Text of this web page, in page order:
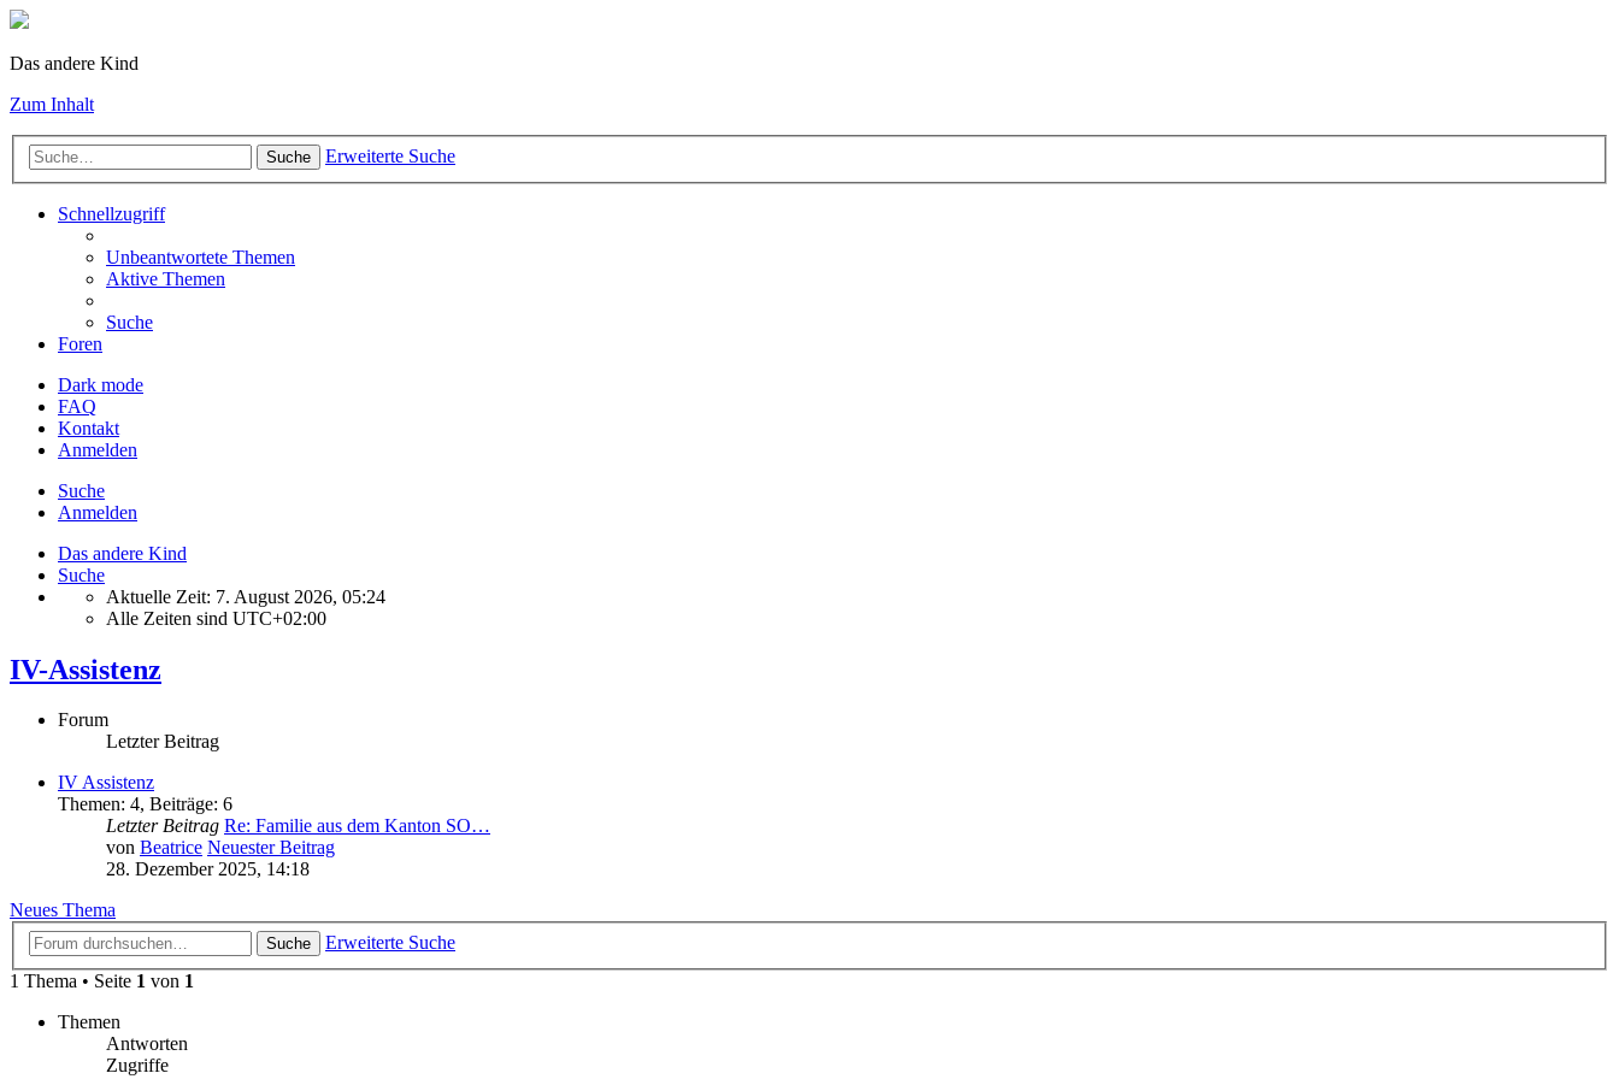
Das andere Kind
Zum Inhalt
Suche Erweiterte Suche
Schnellzugriff
Unbeantwortete Themen
Aktive Themen
Suche
Foren
Dark mode
FAQ
Kontakt
Anmelden
Suche
Anmelden
Das andere Kind
Suche
Aktuelle Zeit: 7. August 2026, 05:24
Alle Zeiten sind UTC+02:00
IV-Assistenz
Forum
Letzter Beitrag
IV Assistenz
Themen: 4, Beiträge: 6
Letzter Beitrag Re: Familie aus dem Kanton SO…
von Beatrice Neuester Beitrag
28. Dezember 2025, 14:18
Neues Thema
Suche
Erweiterte Suche
1 Thema • Seite 1 von 1
Themen
Antworten
Zugriffe